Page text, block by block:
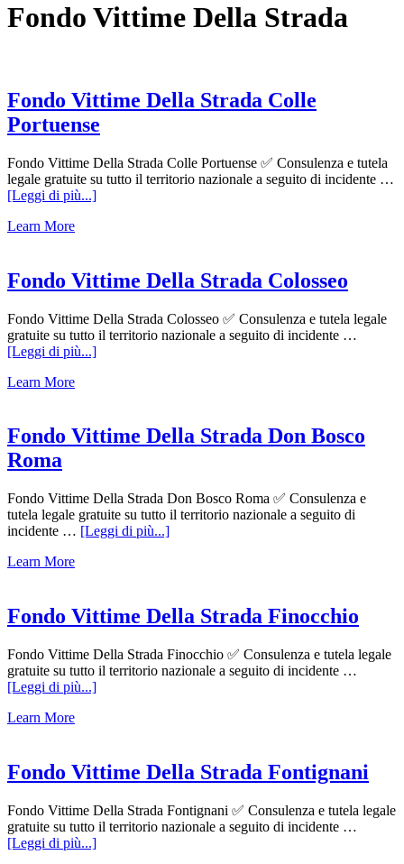
Fondo Vittime Della Strada
Fondo Vittime Della Strada Colle
Portuense
Fondo Vittime Della Strada Colle Portuense ✅ Consulenza e tutela
legale gratuite su tutto il territorio nazionale a seguito di incidente …
[Leggi di più...]infoFondo
Portuense
Learn More
Fondo Vittime Della Strada Colosseo
Fondo Vittime Della Strada Colosseo ✅ Consulenza e tutela legale
gratuite su tutto il territorio nazionale a seguito di incidente …
[Leggi di più...]infoFondo
Learn More
Fondo Vittime Della Strada Don Bosco
Roma
Fondo Vittime Della Strada Don Bosco Roma ✅ Consulenza e
tutela legale gratuite su tutto il territorio nazionale a seguito di
incidente … [Leggi di più...]infoFondo
Bosco
Roma
Learn More
Fondo Vittime Della Strada Finocchio
Fondo Vittime Della Strada Finocchio ✅ Consulenza e tutela legale
gratuite su tutto il territorio nazionale a seguito di incidente …
[Leggi di più...]infoFondo
Learn More
Fondo Vittime Della Strada Fontignani
Fondo Vittime Della Strada Fontignani ✅ Consulenza e tutela legale
gratuite su tutto il territorio nazionale a seguito di incidente …
[Leggi di più...]infoFondo